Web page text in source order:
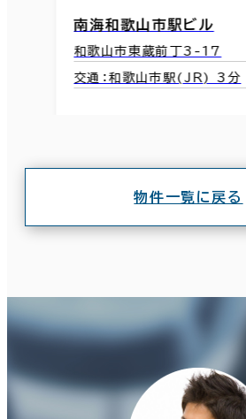
南海和歌山市駅ビル
和歌山市東蔵前丁3-17
交通：和歌山市駅(JR) 3分
物件一覧に戻る